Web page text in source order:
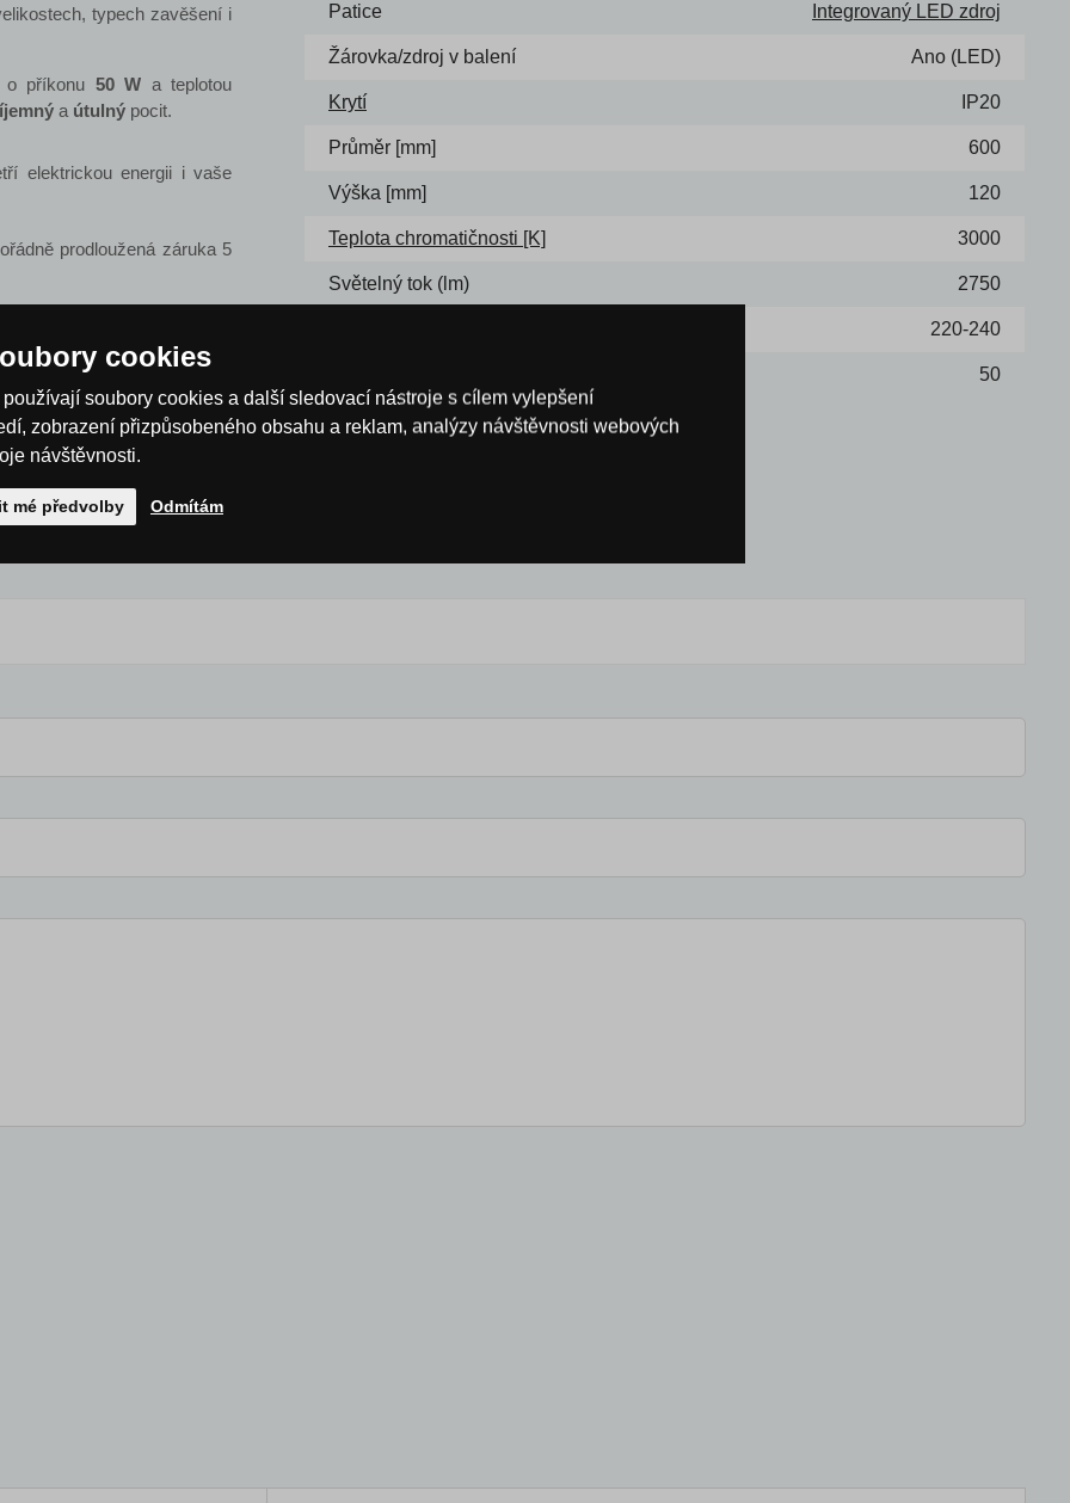
typech zavěšení i
o příkonu 50 W a teplotou
a útulný pocit.
elektrickou energii i vaše
prodloužená záruka 5
Patice Integrovaný LED zdroj
Žárovka/zdroj v balení Ano (LED)
Krytí IP20
Průměr [mm] 600
Výška [mm] 120
Teplota chromatičnosti [K] 3000
Světelný tok (lm) 2750
220-240
50
cookies
soubory cookies a další sledovací nástroje s cílem vylepšení
zobrazení přizpůsobeného obsahu a reklam, analýzy návštěvnosti webových
návštěvnosti.
mé předvolby Odmítám